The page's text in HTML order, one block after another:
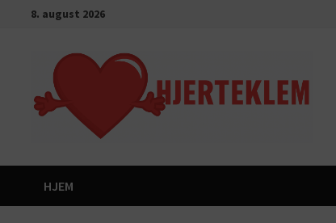
8. august 2026
HJEM